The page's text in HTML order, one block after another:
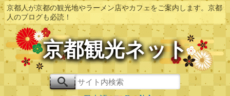
京都人が京都の観光地やラーメン店やカフェをご案内します。京都
人のブログも必読！
京都観光ネット